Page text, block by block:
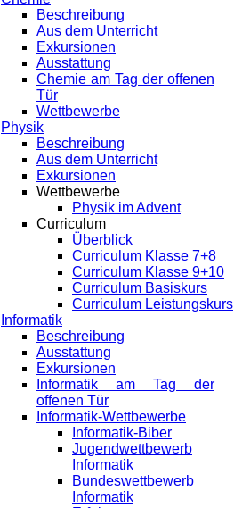
Beschreibung
Aus dem Unterricht
Exkursionen
Ausstattung
Chemie am Tag der offenen
Tür
Wettbewerbe
Physik
Beschreibung
Aus dem Unterricht
Exkursionen
Wettbewerbe
Physik im Advent
Curriculum
Überblick
Curriculum Klasse 7+8
Curriculum Klasse 9+10
Curriculum Basiskurs
Curriculum Leistungskurs
Informatik
Beschreibung
Ausstattung
Exkursionen
Informatik am Tag der
offenen Tür
Informatik-Wettbewerbe
Informatik-Biber
Jugendwettbewerb
Informatik
Bundeswettbewerb
Informatik